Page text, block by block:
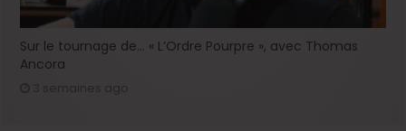
Sur le tournage de… « L’Ordre Pourpre », avec Thomas
Ancora